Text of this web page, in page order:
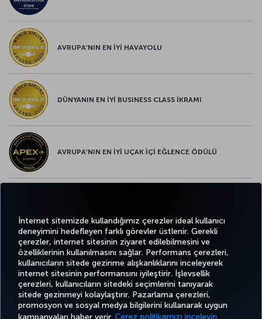
İnternet sitemizde kullandığımız çerezler ideal kullanıcı
deneyimini hedefleyen farklı görevler üstlenir. Gerekli
çerezler, internet sitesinin ziyaret edilebilmesini ve
özelliklerinin kullanılmasını sağlar. Performans çerezleri,
kullanıcıların sitede gezinme alışkanlıklarını inceleyerek
internet sitesinin performansını iyileştirir. İşlevsellik
çerezleri, kullanıcıların sitedeki seçimlerini tanıyarak
sitede gezinmeyi kolaylaştırır. Pazarlama çerezleri,
promosyon ve sosyal medya bilgilerini kullanarak uygun
kampanyaları haber verir. Çerez politikamızı inceleyin.
AVRUPA’NIN EN İYİ HAVAYOLU
DÜNYANIN EN İYİ BUSINESS CLASS İKRAMI
AVRUPA’NIN EN İYİ UÇAK İÇİ EĞLENCE ÖDÜLÜ
TwitterFacebook
Instagram
YoutubeLinkedIn
TiktokBlogPinterest
BİLET
AL VE
YÖNET
DENEYİM
FIRSATLAR
VE UÇUŞ
NOKTALARI
YARDIM MILES&SMILES